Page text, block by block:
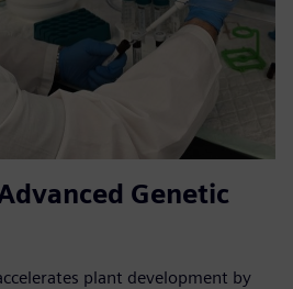
Genetic
plant development by